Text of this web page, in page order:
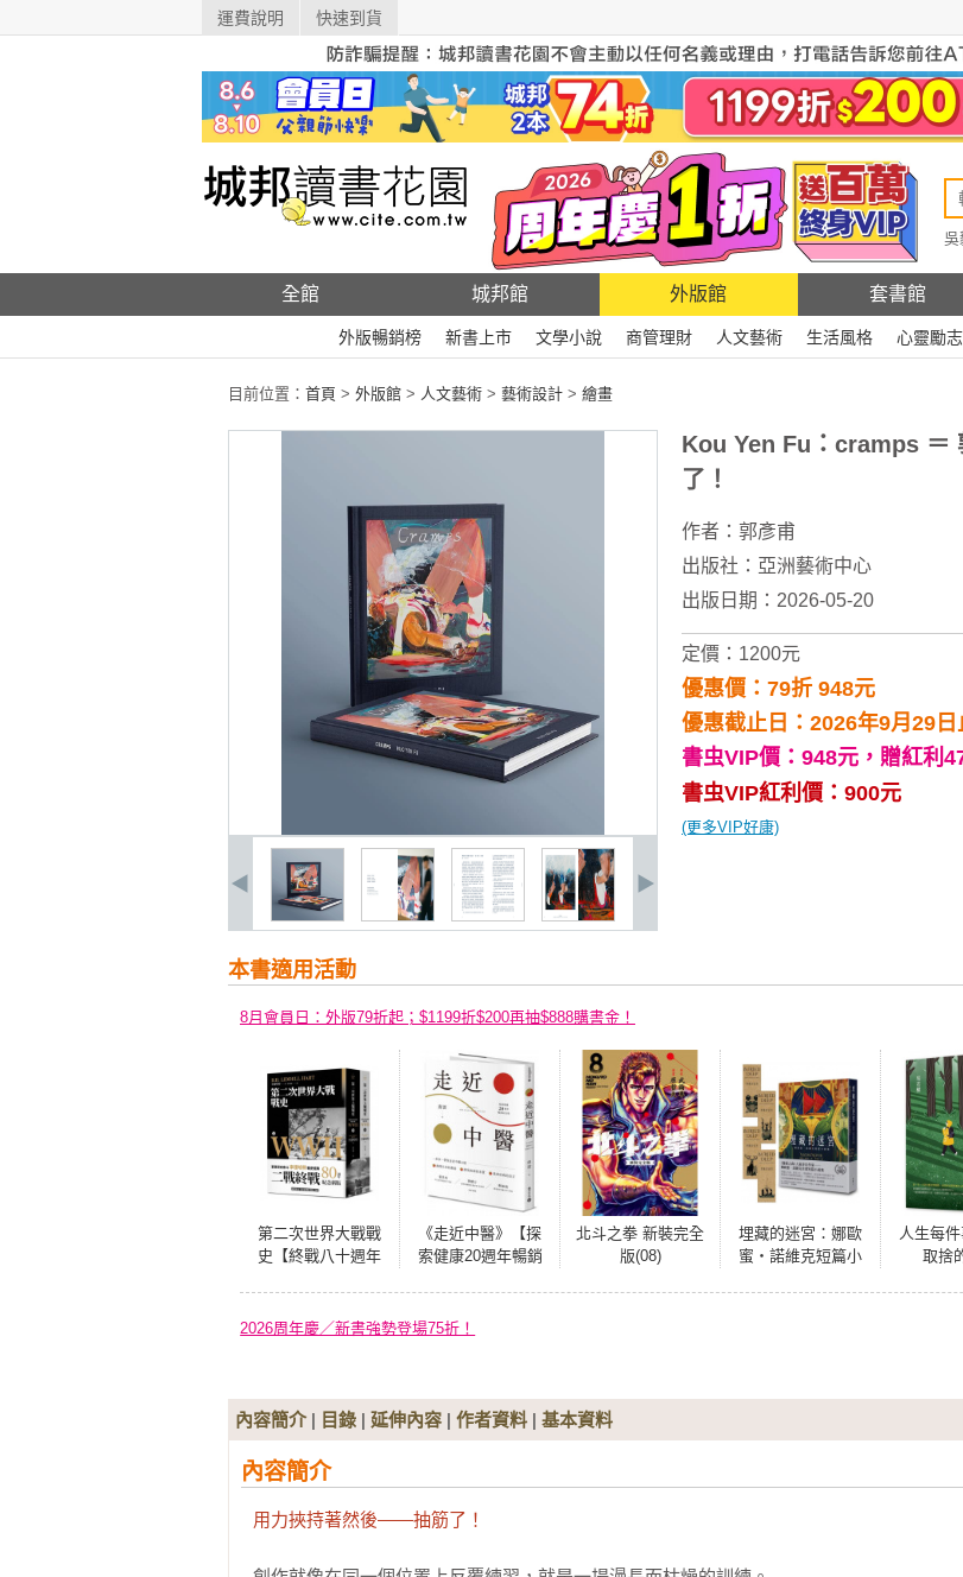
運費說明 快速到貨
吳
全館 城邦館 外版館 套書館
外版暢銷榜 新書上市 文學小說 商管理財 人文藝術 生活風格 心靈勵志
目前位置： 首頁 > 外版館 > 人文藝術 > 藝術設計 > 繪畫
Kou Yen Fu：cramps ＝
了！
作者： 郭彥甫
出版社： 亞洲藝術中心
出版日期：2026-05-20
定價：1200元
優惠價：79折 948元
優惠截止日：2026年9月29日
書虫VIP價：948元， 贈紅利
書虫VIP紅利價：900元
(更多VIP好康)
本書適用活動
8月會員日：外版79折起；$1199折$200再抽$888購書金！
第二次世界大戰戰
史【終戰八十週年
《走近中醫》【探
索健康20週年暢銷
北斗之拳 新裝完全
版(08)
埋藏的迷宮：娜歐
蜜‧諾維克短篇小
人生每
取捨
2026周年慶／新書強勢登場75折！
內容簡介| 目錄 | 延伸內容 | 作者資料 | 基本資料
內容簡介
用力挾持著然後——抽筋了！